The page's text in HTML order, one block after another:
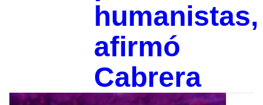
humanistas,
afirmó
Cabrera